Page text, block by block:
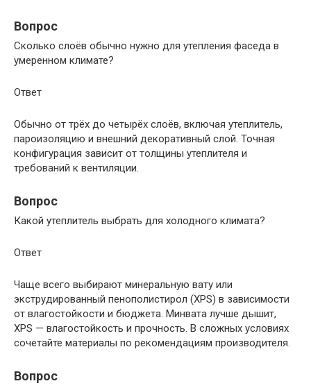
Вопрос
Сколько слоёв обычно нужно для утепления фаседа в
умеренном климате?
Ответ
Обычно от трёх до четырёх слоёв, включая утеплитель,
пароизоляцию и внешний декоративный слой. Точная
конфигурация зависит от толщины утеплителя и
требований к вентиляции.
Вопрос
Какой утеплитель выбрать для холодного климата?
Ответ
Чаще всего выбирают минеральную вату или
экструдированный пенополистирол (XPS) в зависимости
от влагостойкости и бюджета. Минвата лучше дышит,
XPS — влагостойкость и прочность. В сложных условиях
сочетайте материалы по рекомендациям производителя.
Вопрос